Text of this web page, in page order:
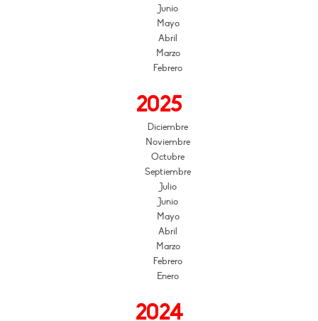
Junio
Mayo
Abril
Marzo
Febrero
2025
Diciembre
Noviembre
Octubre
Septiembre
Julio
Junio
Mayo
Abril
Marzo
Febrero
Enero
2024